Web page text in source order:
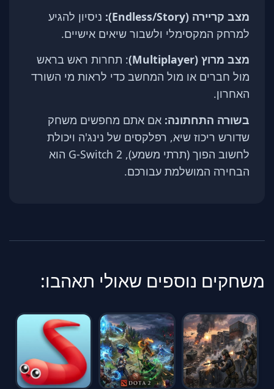
מצב קריירה (Endless/Story):
ניסיון להגיע
למרחק המקסימלי ולשבור שיאים אישיים.
מצב מרוץ (Multiplayer)
: תחרות ראש בראש
מול חברים או מול המחשב כדי לראות מי השורד
האחרון.
בשורה התחתונה: אם אתם מחפשים משחק
שדורש ריכוז שיא, רפלקסים של נינג'ה ויכולת
לחשוב הפוך (תרתי משמע), G-Switch 2 הוא
הבחירה המושלמת עבורכם.
משחקים נוספים שאולי תאהבו: